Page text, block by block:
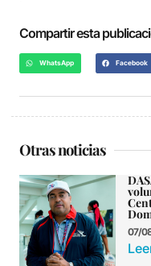
Compartir esta
WhatsApp Facebook
Otras noticias
07/